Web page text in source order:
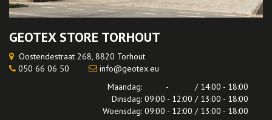
GEOTEX STORE TORHOUT
Oostendestraat 268, 8820 Torhout
050 66 06 50
info@geotex.eu
Maandag: - / 14:00 - 18:00
Dinsdag: 09:00 - 12:00 / 13:00 - 18:00
Woensdag: 09:00 - 12:00 / 13:00 - 18:00